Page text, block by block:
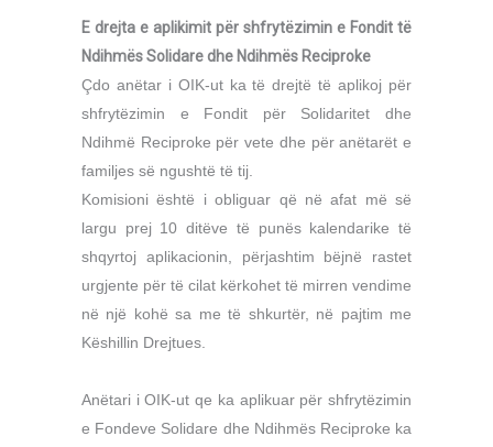
E drejta e aplikimit për shfrytëzimin e Fondit të
Ndihmës Solidare dhe Ndihmës Reciproke
Çdo anëtar i OIK-ut ka të drejtë të aplikoj për
shfrytëzimin e Fondit për Solidaritet dhe
Ndihmë Reciproke për vete dhe për anëtarët e
familjes së ngushtë të tij.
Komisioni është i obliguar që në afat më së
largu prej 10 ditëve të punës kalendarike të
shqyrtoj aplikacionin, përjashtim bëjnë rastet
urgjente për të cilat kërkohet të mirren vendime
në një kohë sa me të shkurtër, në pajtim me
Këshillin Drejtues.
Anëtari i OIK-ut qe ka aplikuar për shfrytëzimin
e Fondeve Solidare dhe Ndihmës Reciproke ka